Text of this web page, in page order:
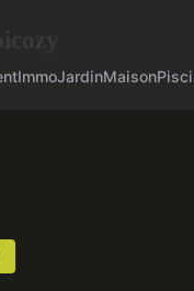
ImmoJardinMaison